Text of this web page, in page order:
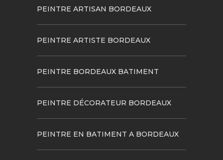
PEINTRE ARTISAN BORDEAUX
PEINTRE ARTISTE BORDEAUX
PEINTRE BORDEAUX BATIMENT
PEINTRE DÉCORATEUR BORDEAUX
PEINTRE EN BATIMENT A BORDEAUX